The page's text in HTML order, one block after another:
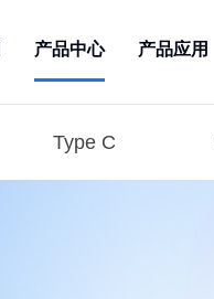
产品中心 产品应用
Type C